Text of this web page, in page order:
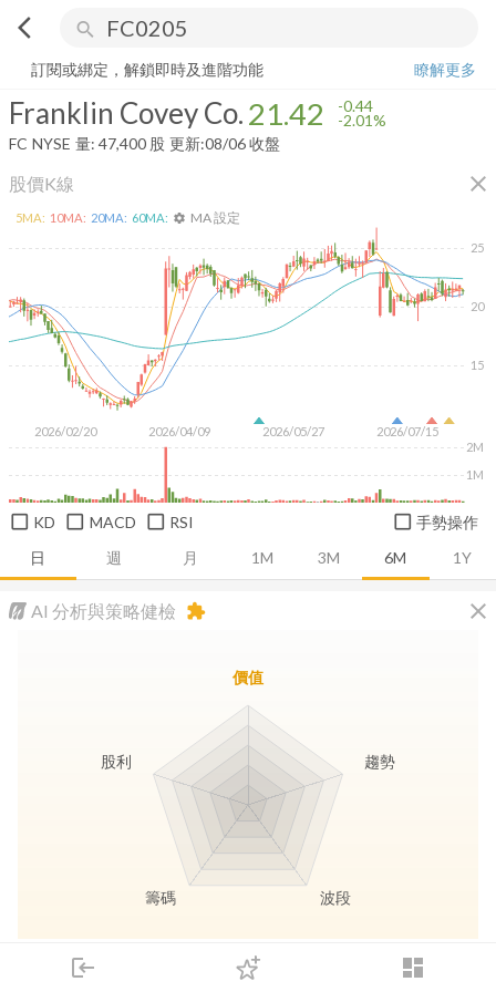
arrow_back_ios search
login dashboard
下單
Franklin Covey Co. 21.42
訂閱或綁定，解鎖即時及進階功能
瞭解更多
Franklin Covey Co.21.42 -0.44
-2.01%
FC NYSE 量: 47,400 股 更新:08/06 收盤
股價K線 close
日 週 月 1M 3M 6M 1Y
2026/02/20 2026/04/09 2026/05/27 2026/07/15
15
20
25
1M
2M
5MA: 10MA: 20MA: 60MA: settings MA 設定
KD MACD RSI 手勢操作
AI 分析與策略健檢 close
extension
長線價值 存股收息
價值
趨勢
波段
籌碼
股利